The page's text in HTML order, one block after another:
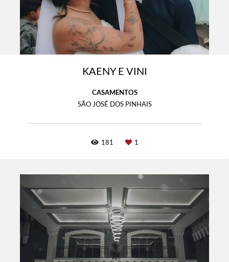
KAENY E VINI
CASAMENTOS
SÃO JOSÉ DOS PINHAIS
181 1